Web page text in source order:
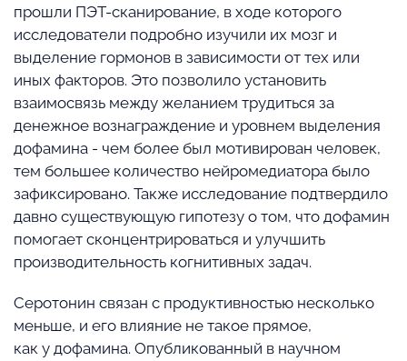
прошли ПЭТ-сканирование, в ходе которого
исследователи подробно изучили их мозг и
выделение гормонов в зависимости от тех или
иных факторов. Это позволило установить
взаимосвязь между желанием трудиться за
денежное вознаграждение и уровнем выделения
дофамина - чем более был мотивирован человек,
тем большее количество нейромедиатора было
зафиксировано. Также исследование подтвердило
давно существующую гипотезу о том, что дофамин
помогает сконцентрироваться и улучшить
производительность когнитивных задач.
Серотонин связан с продуктивностью несколько
меньше, и его влияние не такое прямое,
как у дофамина. Опубликованный в научном